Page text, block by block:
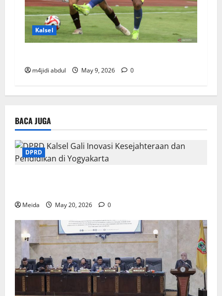
Kalsel
m4jidi abdul May 9, 2026 0
BACA JUGA
DPRD
Meida May 20, 2026 0